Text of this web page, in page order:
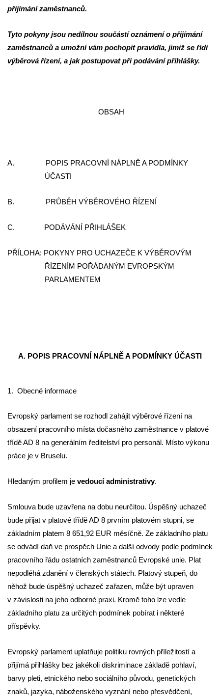
přijímání zaměstnanců.
Tyto pokyny jsou nedílnou součástí oznámení o přijímání
zaměstnanců a umožní vám pochopit pravidla, jimiž se řídí
výběrová řízení, a jak postupovat při podávání přihlášky.
OBSAH
A. POPIS PRACOVNÍ NÁPLNĚ A PODMÍNKY
ÚČASTI
B. PRŮBĚH VÝBĚROVÉHO ŘÍZENÍ
C. PODÁVÁNÍ PŘIHLÁŠEK
PŘÍLOHA: POKYNY PRO UCHAZEČE K VÝBĚROVÝM
ŘÍZENÍM POŘÁDANÝM EVROPSKÝM
PARLAMENTEM
A. POPIS PRACOVNÍ NÁPLNĚ A PODMÍNKY ÚČASTI
1. Obecné informace
Evropský parlament se rozhodl zahájit výběrové řízení na
obsazení pracovního místa dočasného zaměstnance v platové
třídě AD 8 na generálním ředitelství pro personál. Místo výkonu
práce je v Bruselu.
Hledaným profilem je vedoucí administrativy.
Smlouva bude uzavřena na dobu neurčitou. Úspěšný uchazeč
bude přijat v platové třídě AD 8 prvním platovém stupni, se
základním platem 8 651,92 EUR měsíčně. Ze základního platu
se odvádí daň ve prospěch Unie a další odvody podle podmínek
pracovního řádu ostatních zaměstnanců Evropské unie. Plat
nepodléhá zdanění v členských státech. Platový stupeň, do
něhož bude úspěšný uchazeč zařazen, může být upraven
v závislosti na jeho odborné praxi. Kromě toho lze vedle
základního platu za určitých podmínek pobírat i některé
příspěvky.
Evropský parlament uplatňuje politiku rovných příležitostí a
přijímá přihlášky bez jakékoli diskriminace základě pohlaví,
barvy pleti, etnického nebo sociálního původu, genetických
znaků, jazyka, náboženského vyznání nebo přesvědčení,